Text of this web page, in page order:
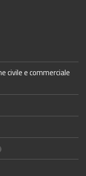
civile e commerciale